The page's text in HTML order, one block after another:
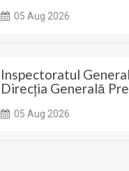
05 Aug 2026
Inspectoratul
Direcția Generală
05 Aug 2026